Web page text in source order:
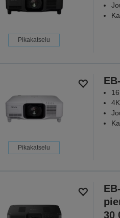
Pikakatselu
Pikakatselu
30